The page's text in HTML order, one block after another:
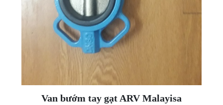
Van bướm tay gạt ARV Malayisa